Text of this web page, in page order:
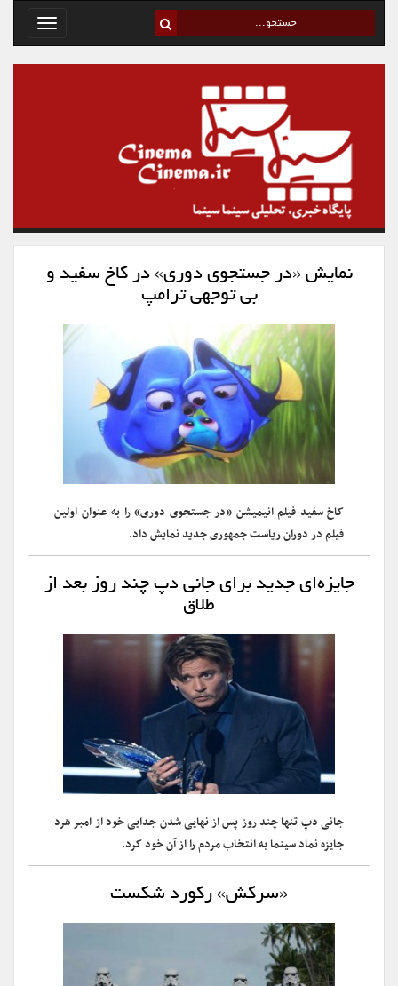
Toggle
نمایش «در جستجوی دوری» در کاخ سفید و
بی توجهی ترامپ
کاخ سفید فیلم انیمیشن «در جستجوی دوری» را به عنوان اولین
فیلم در دوران ریاست جمهوری جدید نمایش داد.
جایزه‌ای جدید برای جانی دپ چند روز بعد از
طلاق
جانی دپ تنها چند روز پس از نهایی شدن جدایی خود از امبر هرد
جایزه نماد سینما به انتخاب مردم را از آن خود کرد.
«سرکش» رکورد شکست